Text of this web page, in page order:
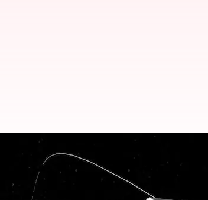
क्या है नासा का 'PUNCH'
बिश्वजीत कुमार Dec 11, 2024